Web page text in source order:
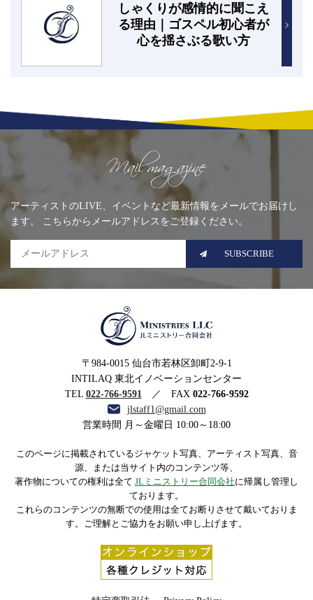
しゃくりが感情的に聞こえ
る理由｜ゴスペル初心者が
心を揺さぶる歌い方
アーティストのLIVE、イベントなど最新情報をメールでお届けし
ます。 こちらからメールアドレスをご登録ください。
SUBSCRIBE
ストリー合同会社
〒984-0015 仙台市若林区卸町2-9-1
INTILAQ 東北イノベーションセンター
TEL 022-766-9591 ／ FAX 022-766-9592
jlstaff1@gmail.com
営業時間 月～金曜日 10:00～18:00
このページに掲載されているジャケット写真、アーティスト写真、音
源、または当サイト内のコンテンツ等、
著作物についての権利は全て JLミニストリー合同会社に帰属し管理し
ております。
これらのコンテンツの無断での使用は全てお断りさせて戴いておりま
す。ご理解とご協力をお願い申し上げます。